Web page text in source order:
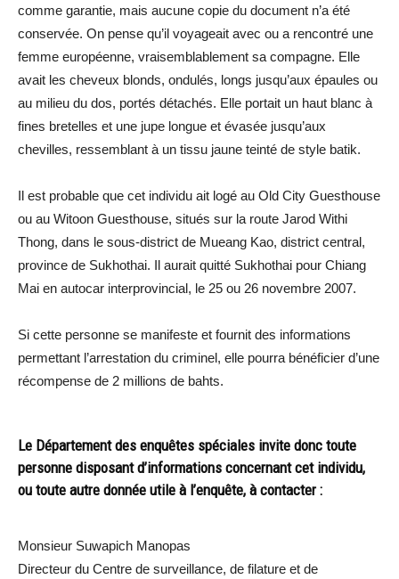
comme garantie, mais aucune copie du document n’a été
conservée. On pense qu’il voyageait avec ou a rencontré une
femme européenne, vraisemblablement sa compagne. Elle
avait les cheveux blonds, ondulés, longs jusqu’aux épaules ou
au milieu du dos, portés détachés. Elle portait un haut blanc à
fines bretelles et une jupe longue et évasée jusqu’aux
chevilles, ressemblant à un tissu jaune teinté de style batik.
Il est probable que cet individu ait logé au Old City Guesthouse
ou au Witoon Guesthouse, situés sur la route Jarod Withi
Thong, dans le sous-district de Mueang Kao, district central,
province de Sukhothai. Il aurait quitté Sukhothai pour Chiang
Mai en autocar interprovincial, le 25 ou 26 novembre 2007.
Si cette personne se manifeste et fournit des informations
permettant l’arrestation du criminel, elle pourra bénéficier d’une
récompense de 2 millions de bahts.
Le Département des enquêtes spéciales invite donc toute
personne disposant d’informations concernant cet individu,
ou toute autre donnée utile à l’enquête, à contacter :
Monsieur Suwapich Manopas
Directeur du Centre de surveillance, de filature et de